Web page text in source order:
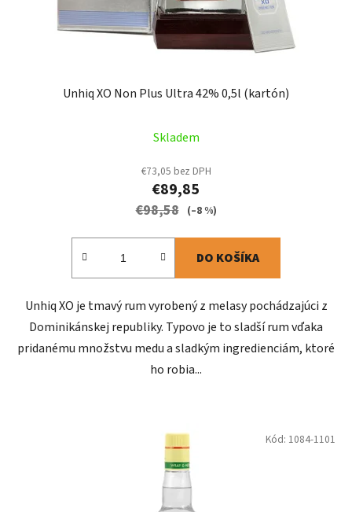
Unhiq XO Non Plus Ultra 42% 0,5l (kartón)
Skladem
€73,05 bez DPH
€89,85
€98,58 (–8 %)
DO KOŠÍKA
Unhiq XO je tmavý rum vyrobený z melasy pochádzajúci z
Dominikánskej republiky. Typovo je to sladší rum vďaka
pridanému množstvu medu a sladkým ingredienciám, ktoré
ho robia...
Kód: 1084-1101